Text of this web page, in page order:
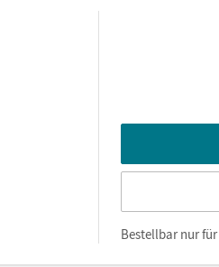
aller Hörtexte.
richtet sich an
Prüfung vorbereiten
Bestellbar nur für